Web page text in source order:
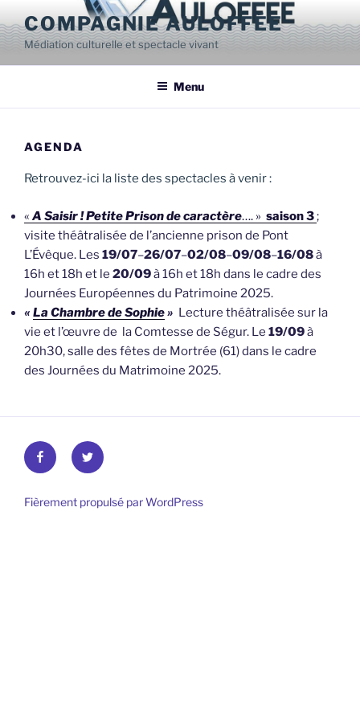
au
contenu
principal
COMPAGNIE AULOFFÉE
Médiation culturelle et spectacle vivant
Menu
AGENDA
Retrouvez-ici la liste des spectacles à venir :
« A Saisir ! Petite Prison de caractère…. » saison 3;
visite théâtralisée de l’ancienne prison de Pont
L’Évêque. Les 19/07–26/07–02/08–09/08–16/08à
16h et 18h et le 20/09à 16h et 18h dans le cadre des
Journées Européennes du Patrimoine 2025.
« La Chambre de Sophie» Lecture théâtralisée sur la
vie et l’œuvre de la Comtesse de Ségur. Le 19/09à
20h30, salle des fêtes de Mortrée (61) dans le cadre
des Journées du Matrimoine 2025.
FacebookTwitter
Fièrement propulsé par WordPress